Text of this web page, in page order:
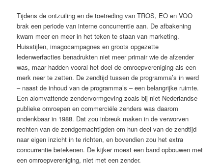
Tijdens de ontzuiling en de toetreding van TROS, EO en VOO
brak een periode van interne concurrentie aan. De afbakening
kwam meer en meer in het teken te staan van marketing.
Huisstijlen, imagocampagnes en groots opgezette
ledenwerfacties benadrukten niet meer primair wie de afzender
was, maar hadden vooral het doel de omroepvereniging als een
merk neer te zetten. De zendtijd tussen de programma’s in werd
– naast de inhoud van de programma’s – een belangrijke ruimte.
Een alomvattende zendervormgeving zoals bij niet-Nederlandse
publieke omroepen en commerciële zenders was daarom
ondenkbaar in 1988. Dat zou inbreuk maken in de verworven
rechten van de zendgemachtigden om hun deel van de zendtijd
naar eigen inzicht in te richten, en bovendien zou het extra
concurrentie betekenen. De kijker moest een band opbouwen met
een omroepvereniging, niet met een zender.